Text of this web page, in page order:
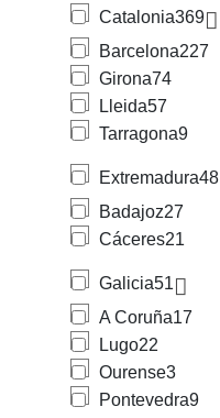
Catalonia369
Barcelona227
Girona74
Lleida57
Tarragona9
Extremadura48
Badajoz27
Cáceres21
Galicia51
A Coruña17
Lugo22
Ourense3
Pontevedra9